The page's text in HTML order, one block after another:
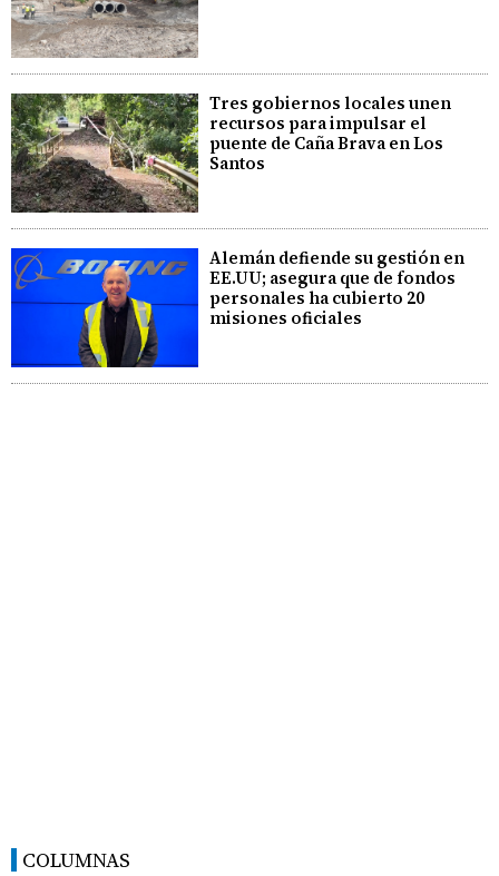
Tres gobiernos locales unen
recursos para impulsar el
puente de Caña Brava en Los
Santos
Alemán defiende su gestión en
EE.UU; asegura que de fondos
personales ha cubierto 20
misiones oficiales
COLUMNAS